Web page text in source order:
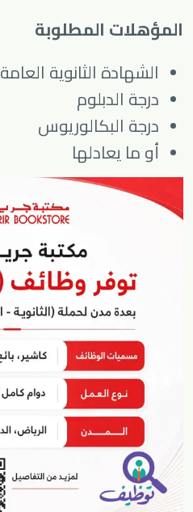
المؤهلات المطلوبة
الشهادة الثانوية العامة
درجة الدبلوم
درجة البكالوريوس
أو ما يعادلها